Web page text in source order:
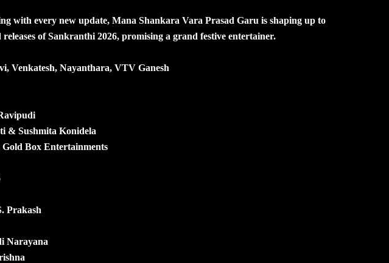
with every new update, Mana Shankara Vara Prasad Garu is shaping up to
releases of Sankranthi 2026, promising a grand festive entertainer.
Venkatesh, Nayanthara, VTV Ganesh
& Sushmita Konidela
Gold Box Entertainments
Prakash
Narayana